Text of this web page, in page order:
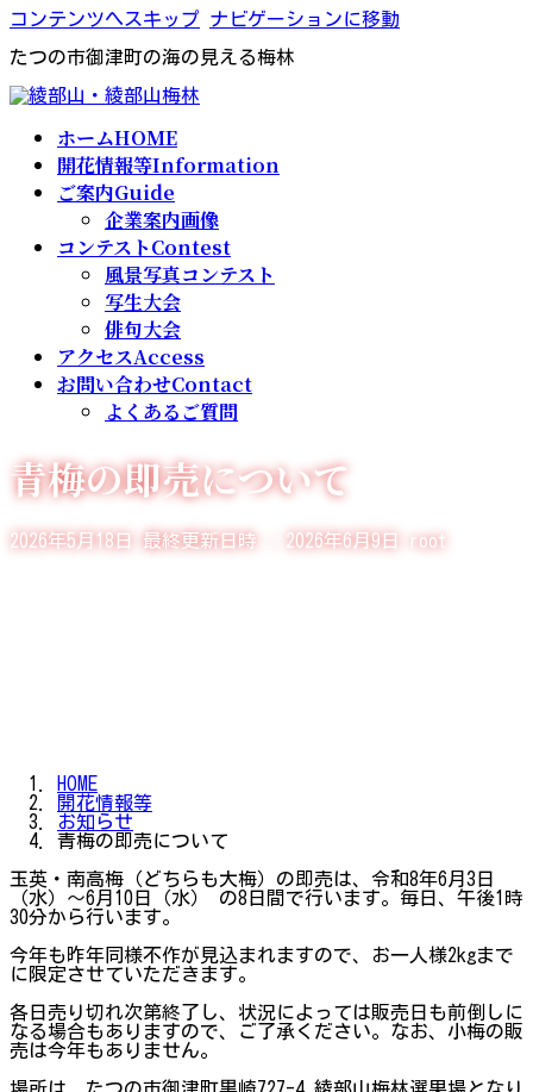
コンテンツへスキップ
ナビゲーションに移動
たつの市御津町の海の見える梅林
ホームHOME
開花情報等Information
ご案内Guide
企業案内画像
コンテストContest
風景写真コンテスト
写生大会
俳句大会
アクセスAccess
お問い合わせContact
よくあるご質問
青梅の即売について
2026年5月18日 最終更新日時 : 2026年6月9日 root
HOME
開花情報等
お知らせ
青梅の即売について
玉英・南高梅（どちらも大梅）の即売は、令和8年6月3日
（水）～6月10日（水） の8日間で行います。毎日、午後1時
30分から行います。
今年も昨年同様不作が見込まれますので、お一人様2kgまで
に限定させていただきます。
各日売り切れ次第終了し、状況によっては販売日も前倒しに
なる場合もありますので、ご了承ください。なお、小梅の販
売は今年もありません。